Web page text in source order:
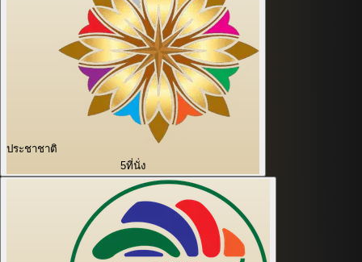
ประชาชาติ
5ที่นั่ง